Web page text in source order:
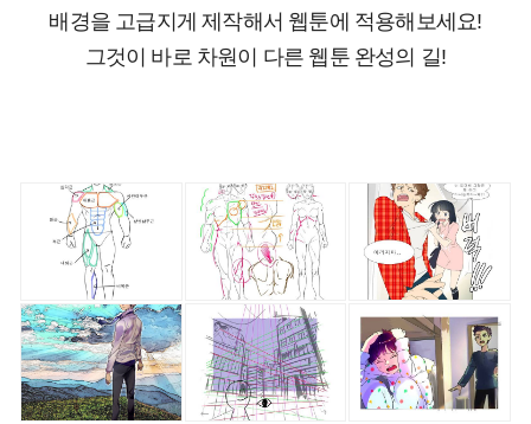
배경을 고급지게 제작해서 웹툰에 적용해보세요!
그것이 바로 차원이 다른 웹툰 완성의 길!